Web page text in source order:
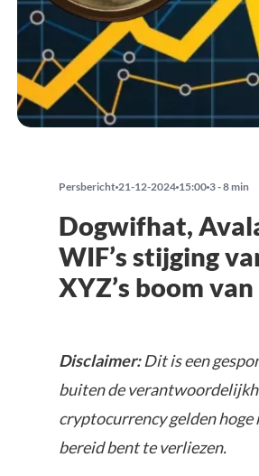
Persbericht 21-12-2024 15:00 3 - 8 min
Dogwifhat,
WIF’s stijging
XYZ’s boom
Disclaimer:Dit is een
buiten de
cryptocurrency gelden hoge
bereid bent te verliezen.